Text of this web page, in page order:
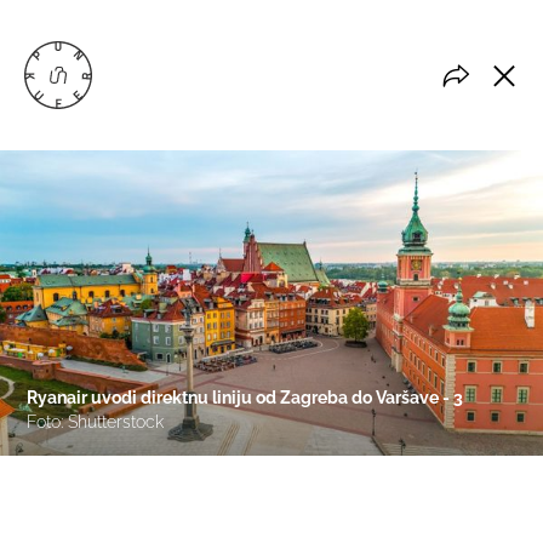
Ryanair uvodi direktnu liniju od Zagreba do Varšave - 3
Foto: Shutterstock